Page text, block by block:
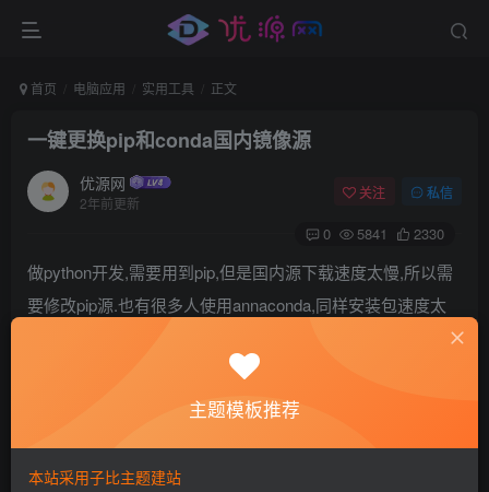
首页 电脑应用 实用工具 正文
一键更换pip和conda国内镜像源
优源网
2年前更新
关注 私信
0 5841 2330
做python开发,需要用到pip,但是国内源下载速度太慢,所以需
要修改pip源.也有很多人使用annaconda,同样安装包速度太
为了方便自己和大家,将pip源和conda源更换为国内源,方便大
主题模板推荐
本站采用子比主题建站